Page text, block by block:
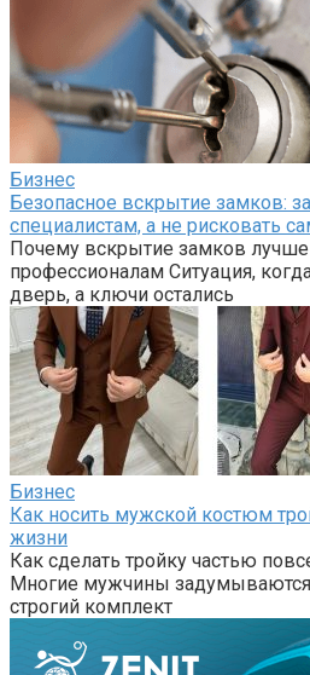
Бизнес
Безопасное вскрытие замков:
специалистам, а не рисковать
Почему вскрытие замков
профессионалам Ситуация,
дверь, а ключи остались
Бизнес
Как носить мужской костюм
жизни
Как сделать тройку частью
Многие мужчины
строгий комплект